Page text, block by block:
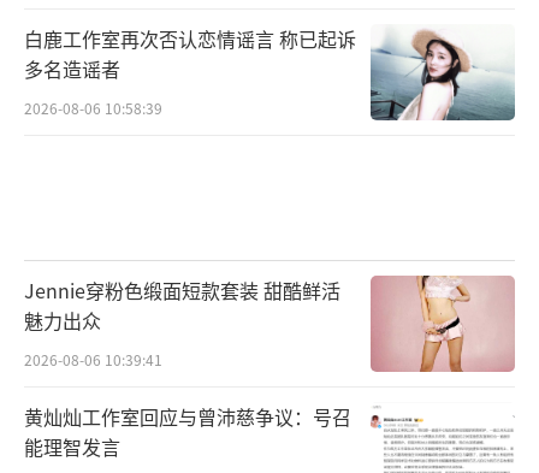
白鹿工作室再次否认恋情谣言 称已起诉
多名造谣者
2026-08-06 10:58:39
Jennie穿粉色缎面短款套装 甜酷鲜活
魅力出众
2026-08-06 10:39:41
黄灿灿工作室回应与曾沛慈争议：号召
能理智发言